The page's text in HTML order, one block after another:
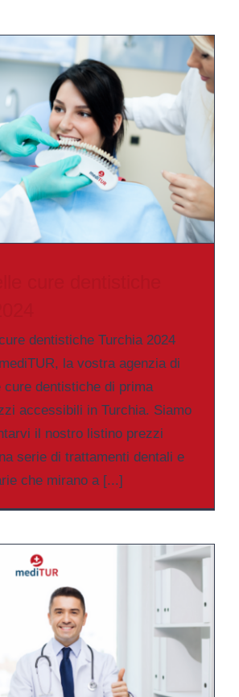
dentistiche Turchia 2024
la vostra agenzia di
cure dentistiche di prima
accessibili in Turchia. Siamo
il nostro listino prezzi
serie di trattamenti dentali e
che mirano a [...]